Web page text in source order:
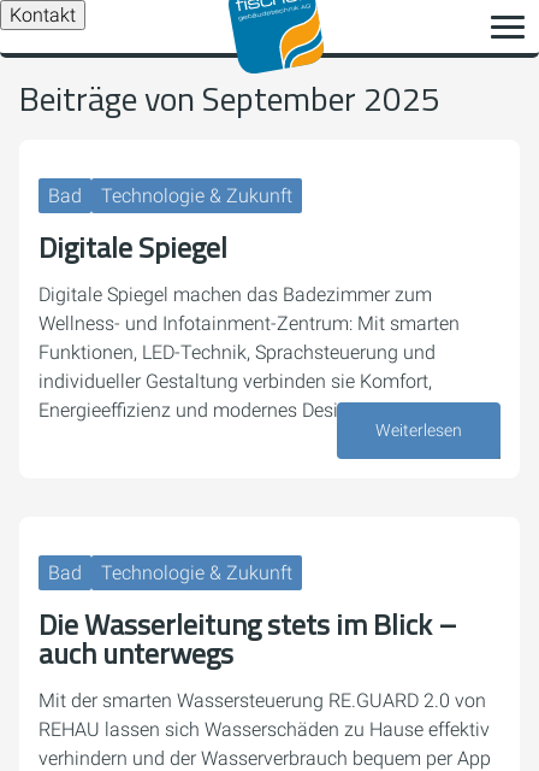
Kontakt
Beiträge von September 2025
Bad Technologie & Zukunft
Digitale Spiegel
Digitale Spiegel machen das Badezimmer zum
Wellness- und Infotainment-Zentrum: Mit smarten
Funktionen, LED-Technik, Sprachsteuerung und
individueller Gestaltung verbinden sie Komfort,
Energieeffizienz und modernes Design.
Weiterlesen
Bad Technologie & Zukunft
Die Wasserleitung stets im Blick –
auch unterwegs
Mit der smarten Wassersteuerung RE.GUARD 2.0 von
REHAU lassen sich Wasserschäden zu Hause effektiv
verhindern und der Wasserverbrauch bequem per App